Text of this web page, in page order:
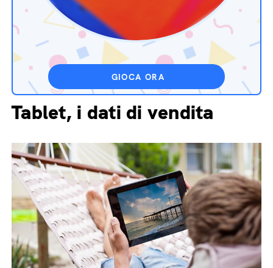
GIOCA ORA
Tablet, i dati di vendita